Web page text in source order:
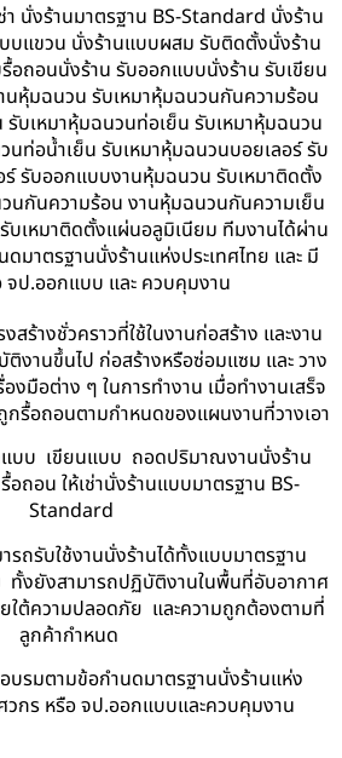
า นั่งร้านมาตรฐาน BS-Standard นั่งร้าน
บแขวน นั่งร้านแบบผสม รับติดตั้งนั่งร้าน
อถอนนั่งร้าน รับออกแบบนั่งร้าน รับเขียน
หุ้มฉนวน รับเหมาหุ้มฉนวนกันความร้อน
บเหมาหุ้มฉนวนท่อเย็น รับเหมาหุ้มฉนวน
นท่อน้ำเย็น รับเหมาหุ้มฉนวนบอยเลอร์ รับ
รับออกแบบงานหุ้มฉนวน รับเหมาติดตั้ง
นกันความร้อน งานหุ้มฉนวนกันความเย็น
เหมาติดตั้งแผ่นอลูมิเนียม ทีมงานได้ผ่าน
มาตรฐานนั่งร้านแห่งประเทศไทย และ มี
จป.ออกแบบ และ ควบคุมงาน
สร้างชั่วคราวที่ใช้ในงานก่อสร้าง และงาน
งานขึ้นไป ก่อสร้างหรือซ่อมแซม และ วาง
มือต่าง ๆ ในการทำงาน เมื่อทำงานเสร็จ
กรื้อถอนตามกำหนดของแผนงานที่วางเอา
แบบ เขียนแบบ ถอดปริมาณงานนั่งร้าน
ถอน ให้เช่านั่งร้านแบบมาตรฐาน BS-
Standard
รถรับใช้งานนั่งร้านได้ทั้งแบบมาตรฐาน
งยังสามารถปฏิบัติงานในพื้นที่อับอากาศ
ใต้ความปลอดภัย และความถูกต้องตามที่
ลูกค้ากำหนด
บรมตามข้อกำนดมาตรฐานนั่งร้านแห่ง
วกร หรือ จป.ออกแบบและควบคุมงาน